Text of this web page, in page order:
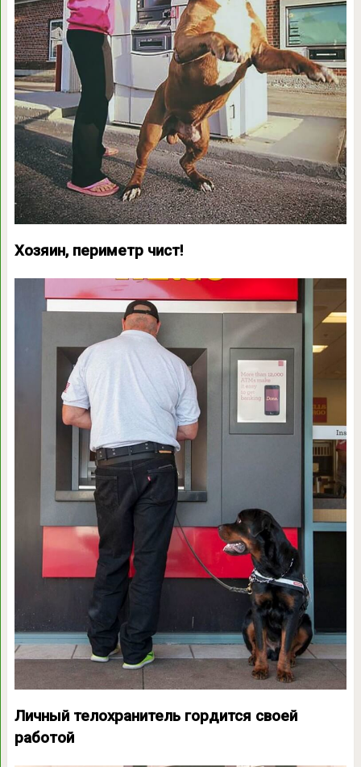
Хозяин, периметр чист!
Личный телохранитель гордится своей
работой